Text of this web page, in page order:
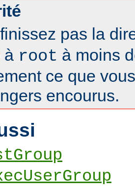
pas la
à root à moins
ce que
encourus.